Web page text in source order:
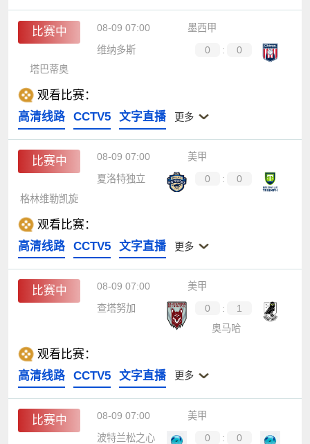
比赛中 08-09 07:00
墨西甲
维纳多斯
0 :
0
塔巴蒂奥
观看比赛：
高清线路
CCTV5 文字直播 更多
比赛中 08-09 07:00
美甲
夏洛特独立
0 :
0
格林维勒凯旋
观看比赛：
高清线路
CCTV5 文字直播 更多
比赛中 08-09 07:00
美甲
查塔努加
0 :
1
奥马哈
观看比赛：
高清线路
CCTV5 文字直播 更多
比赛中 08-09 07:00
美甲
波特兰松之心
0 :
0